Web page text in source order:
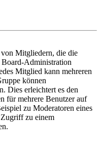
Mitgliedern, die die
Administration
Mitglied kann mehreren
können
Dies erleichtert es den
für mehrere Benutzer auf
zu Moderatoren eines
zu einem